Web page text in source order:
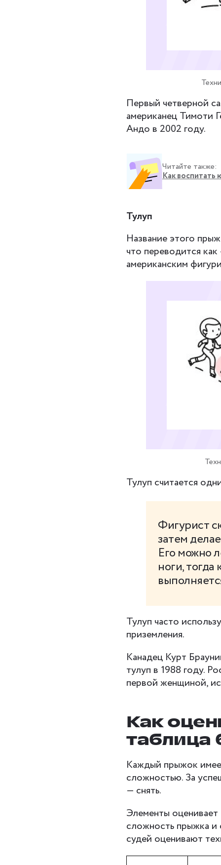
Первый четверной
американец Тимоти
Андо в 2002 году.
Читайте также:
Как воспитать
Тулуп
Название этого
что переводится
американским
Тулуп считается
Фигурист
затем
Его можно
ноги,
Тулуп часто
приземления.
Канадец Курт
тулуп в 1988 году.
первой женщиной,
Как
таблица
Каждый прыжок
сложностью. За
— снять.
Элементы оценивает
сложность прыжка
судей оценивают